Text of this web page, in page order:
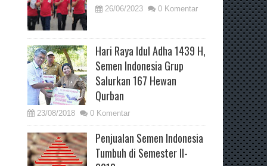
26/06/2023 0 Komentar
Hari Raya Idul Adha 1439 H,
Semen Indonesia Grup
Salurkan 167 Hewan
Qurban
23/08/2018 0 Komentar
Penjualan Semen Indonesia
Tumbuh di Semester II-